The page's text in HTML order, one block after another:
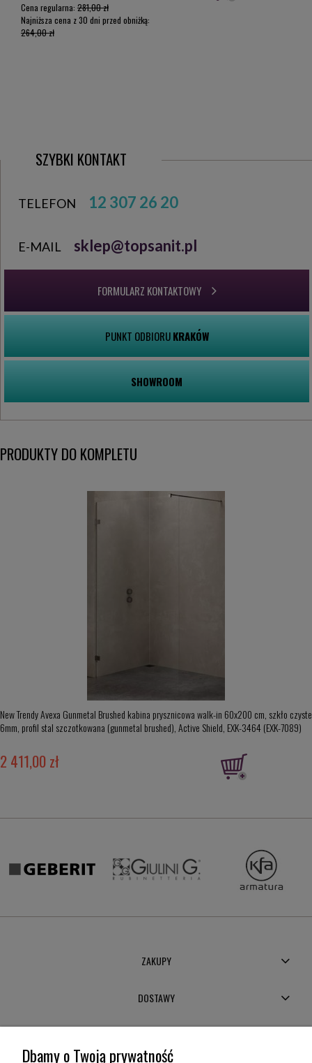
Cena regularna: 281,00 zł
Najniższa cena z 30 dni przed obniżką:
264,00 zł
SZYBKI KONTAKT
TELEFON 12 307 26 20
E-MAIL sklep@topsanit.pl
FORMULARZ KONTAKTOWY
PUNKT ODBIORUKRAKÓW
SHOWROOM
PRODUKTY DO KOMPLETU
New Trendy Avexa Gunmetal Brushed kabina prysznicowa walk-in 60x200 cm, szkło czyste
6mm, profil stal szczotkowana (gunmetal brushed), Active Shield, EXK-3464 (EXK-7089)
2 411,00 zł
ZAKUPY
DOSTAWY
Dbamy o Twoją prywatność